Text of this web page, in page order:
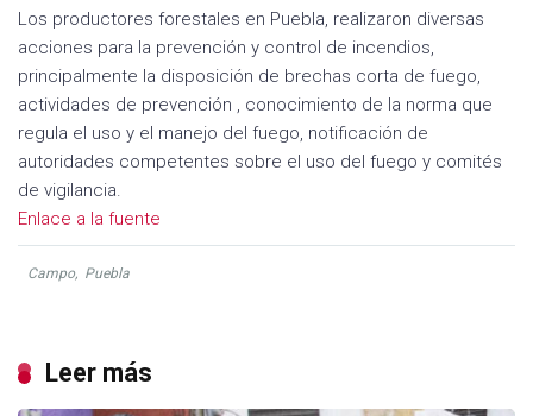
Los productores forestales en Puebla, realizaron diversas
acciones para la prevención y control de incendios,
principalmente la disposición de brechas corta de fuego,
actividades de prevención , conocimiento de la norma que
regula el uso y el manejo del fuego, notificación de
autoridades competentes sobre el uso del fuego y comités
de vigilancia.
Enlace a la fuente
Campo, Puebla
Leer más